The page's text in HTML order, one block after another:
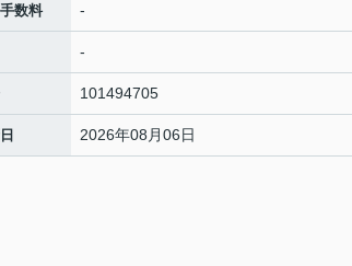
数料 -
-
101494705
2026年08月06日